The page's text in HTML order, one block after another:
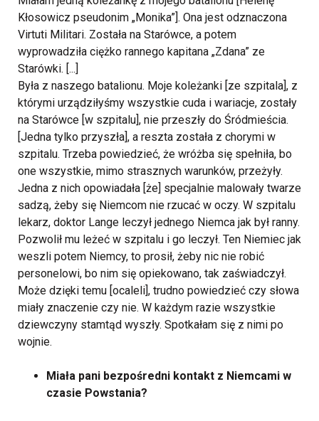
Kłosowicz pseudonim „Monika”]. Ona jest odznaczona
Virtuti Militari. Została na Starówce, a potem
wyprowadziła ciężko rannego kapitana „Zdana” ze
Starówki. [...]
Była z naszego batalionu. Moje koleżanki [ze szpitala], z
którymi urządziłyśmy wszystkie cuda i wariacje, zostały
na Starówce [w szpitalu], nie przeszły do Śródmieścia.
[Jedna tylko przyszła], a reszta została z chorymi w
szpitalu. Trzeba powiedzieć, że wróżba się spełniła, bo
one wszystkie, mimo strasznych warunków, przeżyły.
Jedna z nich opowiadała [że] specjalnie malowały twarze
sadzą, żeby się Niemcom nie rzucać w oczy. W szpitalu
lekarz, doktor Lange leczył jednego Niemca jak był ranny.
Pozwolił mu leżeć w szpitalu i go leczył. Ten Niemiec jak
weszli potem Niemcy, to prosił, żeby nic nie robić
personelowi, bo nim się opiekowano, tak zaświadczył.
Może dzięki temu [ocaleli], trudno powiedzieć czy słowa
miały znaczenie czy nie. W każdym razie wszystkie
dziewczyny stamtąd wyszły. Spotkałam się z nimi po
wojnie.
Miała pani bezpośredni kontakt z Niemcami w
czasie Powstania?